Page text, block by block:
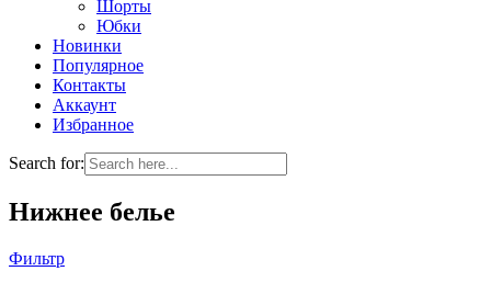
Шорты
Юбки
Новинки
Популярное
Контакты
Аккаунт
Избранное
Search for:
Нижнее белье
Фильтр